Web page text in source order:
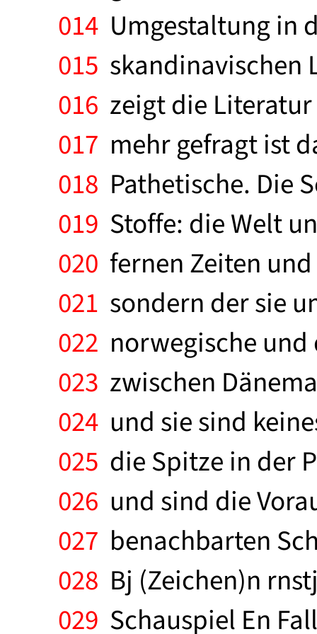
014 Umgestaltung in
015 skandinavischen
016 zeigt die
017 mehr gefragt ist
018 Pathetische. Die
019 Stoffe: die Welt
020 fernen Zeiten
021 sondern der sie
022 norwegische
023 zwischen
024 und sie sind
025 die Spitze in der
026 und sind die
027 benachbarten
028 Bj (Zeichen)n
029 Schauspiel En